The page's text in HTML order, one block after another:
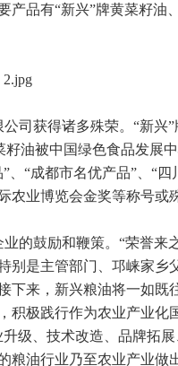
品有“新兴”牌黄菜籽油
司获得诸多殊荣。“新兴
籽油被中国绿色食品发展
“成都市名优产品”、“四
业博览会金奖等称号或
的鼓励和鞭策。“荣誉来
别是主管部门、邛崃家乡
下来，新兴粮油将一如既
积极践行作为农业产业化
级、技术改造、品牌拓
油行业乃至农业产业做